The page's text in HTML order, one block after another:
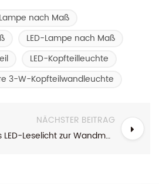
nach Maß
LED-Lampe nach Maß
LED-Kopfteilleuchte
3-W-Kopfteilwandleuchte
NÄCHSTER BEITRAG
Modernes, dimmbares LED-Leselicht zur Wandmontage in gebürstetem Nickel für Hotels